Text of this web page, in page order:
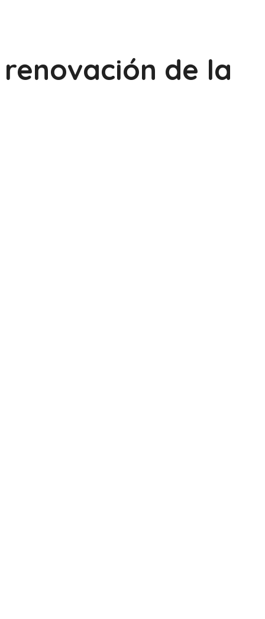
renovación de la